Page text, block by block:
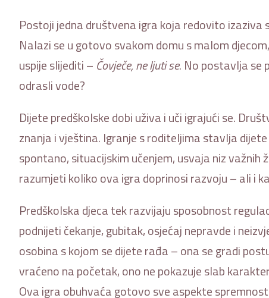
Postoji jedna društvena igra koja redovito
Nalazi se u gotovo svakom domu s malom
uspije slijediti – Čovječe, ne ljuti se. No postavlja se
odrasli vode?
Dijete predškolske dobi uživa i uči igrajući se.
znanja i vještina. Igranje s roditeljima stavlja
spontano, situacijskim učenjem, usvaja niz
razumjeti koliko ova igra doprinosi razvoju – ali i
Predškolska djeca tek razvijaju sposobnost
podnijeti čekanje, gubitak, osjećaj nepravde i
osobina s kojom se dijete rađa – ona se gradi
vraćeno na početak, ono ne pokazuje slab
Ova igra obuhvaća gotovo sve aspekte